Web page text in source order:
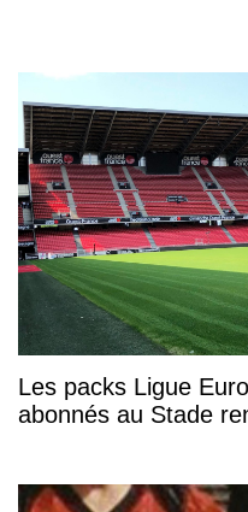
Les packs Ligue
abonnés au Stade